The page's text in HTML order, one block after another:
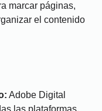
marcar páginas,
el contenido
Adobe Digital
las plataformas.